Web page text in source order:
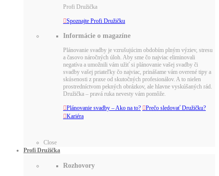
Profi Družička
Spoznajte Profi Družičku
Informácie o magazíne
Plánovanie svadby je vzrušujúcim obdobím plným výziev, stresu
a časovo náročných úloh. Aby sme čo najviac eliminovali
negatíva a umožnili vám užiť si plánovanie vašej svadby či
svadby vašej priateľky čo najviac, prinášame vám overené tipy a
skúsenosti z praxe od skutočných profesionálov. A to nielen
prostredníctvom pekných obrázkov, ale hlavne vyskúšaných rád.
Družička – pravá ruka nevesty vám pomôže.
Plánovanie svadby – Ako na to? Prečo sledovať Družičku?
Kariéra
Close
Profi Družička
Rozhovory